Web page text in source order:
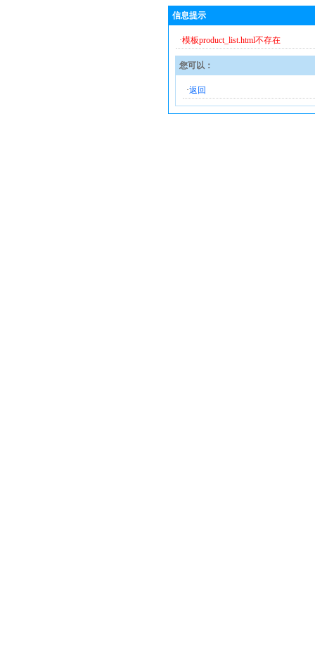
信息提示
·模板product_list.html不存在
您可以：
·返回